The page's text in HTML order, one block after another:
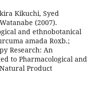
Kikuchi, Syed
(2007).
and ethnobotanical
amada Roxb.;
Research: An
to Pharmacological and
Product